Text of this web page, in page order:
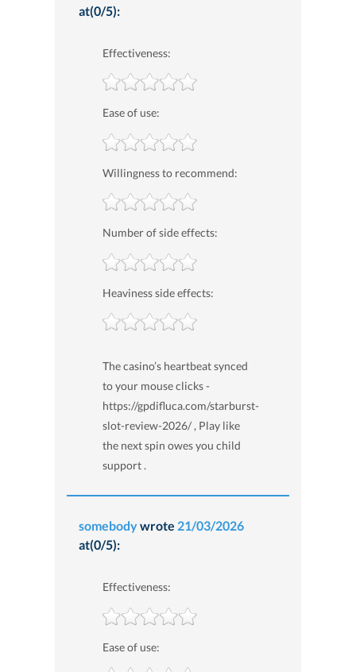
at(0/5):
Effectiveness:
Ease of use:
Willingness to recommend:
Number of side effects:
Heaviness side effects:
The casino’s heartbeat synced
to your mouse clicks -
https://gpdifluca.com/starburst-
slot-review-2026/ , Play like
the next spin owes you child
support .
somebodywrote 21/03/2026
at(0/5):
Effectiveness:
Ease of use: